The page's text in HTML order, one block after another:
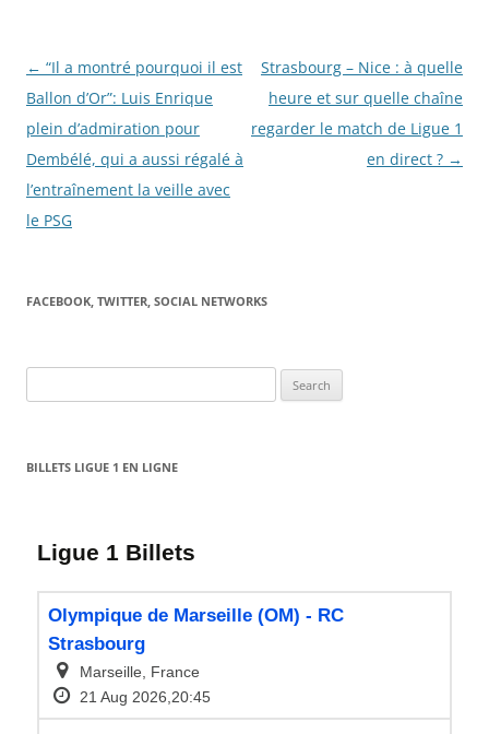
Post
navigation
← “Il a montré pourquoi il est
Ballon d’Or”: Luis Enrique
plein d’admiration pour
Dembélé, qui a aussi régalé à
l’entraînement la veille avec
le PSG
Strasbourg – Nice : à quelle
heure et sur quelle chaîne
regarder le match de Ligue 1
en direct ? →
FACEBOOK, TWITTER, SOCIAL NETWORKS
for:
BILLETS LIGUE 1 EN LIGNE